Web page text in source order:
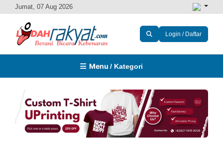
Jumat, 07 Aug 2026
Login / Daftar
Menu / Kategori